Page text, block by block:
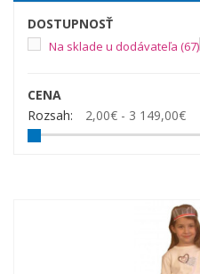
DOSTUPNOSŤ
Na sklade u dodávateľa (67)
CENA
Rozsah:
2,00€ - 3 149,00€